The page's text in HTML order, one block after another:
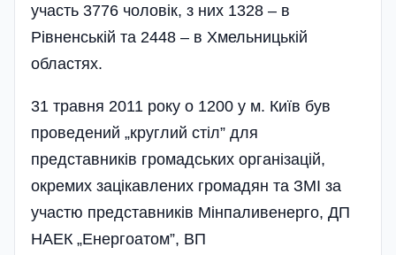
участь 3776 чоловік, з них 1328 – в
Рівненській та 2448 – в Хмельницькій
областях.
31 травня 2011 року о 1200 у м. Київ був
проведений „круглий стіл” для
представників громадських організацій,
окремих зацікавлених громадян та ЗМІ за
участю представників Мінпаливенерго, ДП
НАЕК „Енергоатом”, ВП